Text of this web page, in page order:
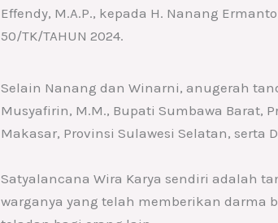
Effendy, M.A.P., kepada H. Nanang
50/TK/TAHUN 2024.
Selain Nanang dan Winarni, anugerah
Musyafirin, M.M., Bupati Sumbawa Barat,
Makasar, Provinsi Sulawesi Selatan, serta
Satyalancana Wira Karya sendiri adalah
warganya yang telah memberikan darma